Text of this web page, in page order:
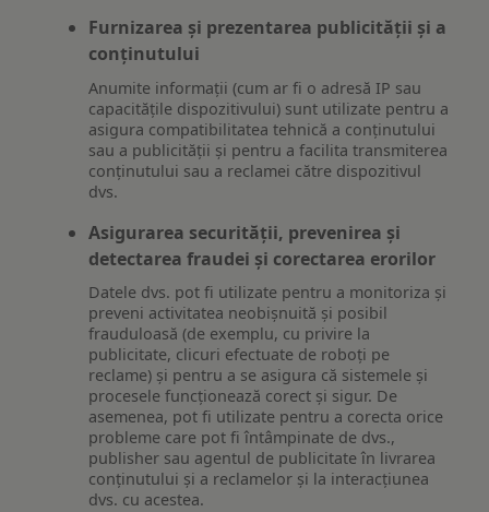
Furnizarea și prezentarea publicității și a
conținutului
Anumite informații (cum ar fi o adresă IP sau
capacitățile dispozitivului) sunt utilizate pentru a
asigura compatibilitatea tehnică a conținutului
sau a publicității și pentru a facilita transmiterea
conținutului sau a reclamei către dispozitivul
dvs.
Asigurarea securității, prevenirea și
detectarea fraudei și corectarea erorilor
Datele dvs. pot fi utilizate pentru a monitoriza și
preveni activitatea neobișnuită și posibil
frauduloasă (de exemplu, cu privire la
publicitate, clicuri efectuate de roboți pe
reclame) și pentru a se asigura că sistemele și
procesele funcționează corect și sigur. De
asemenea, pot fi utilizate pentru a corecta orice
probleme care pot fi întâmpinate de dvs.,
publisher sau agentul de publicitate în livrarea
conținutului și a reclamelor și la interacțiunea
dvs. cu acestea.